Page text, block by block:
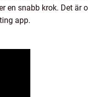
en snabb krok. Det är
app.